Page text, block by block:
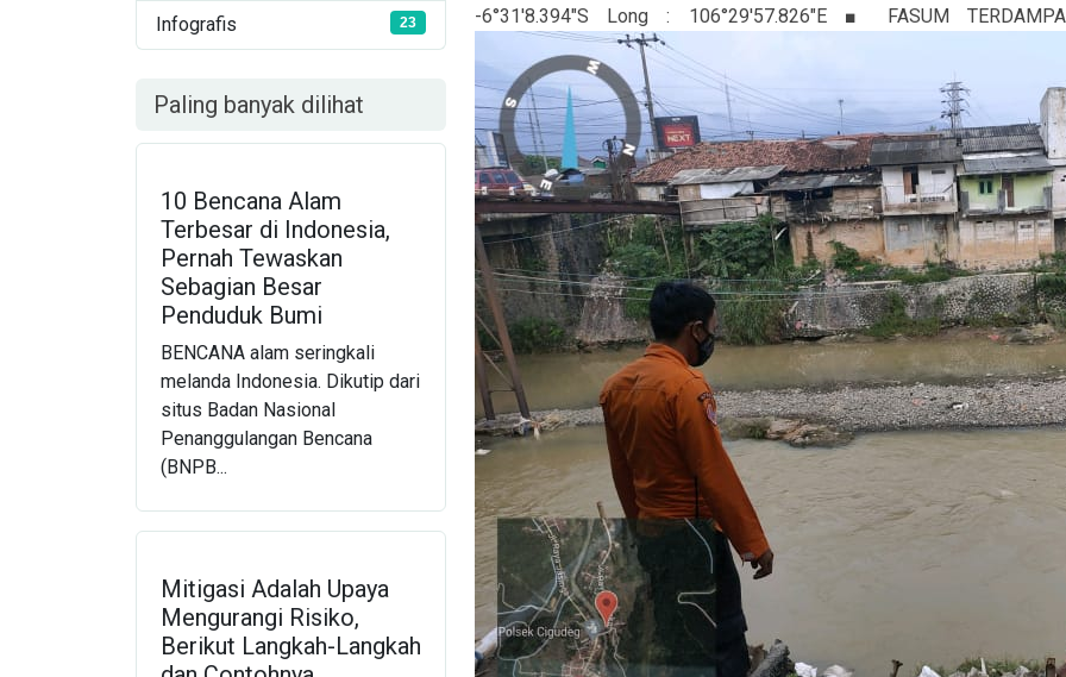
Infografis 23
Paling banyak dilihat
10 Bencana Alam
Terbesar di Indonesia,
Pernah Tewaskan
Sebagian Besar
Penduduk Bumi
BENCANA alam seringkali
melanda Indonesia. Dikutip dari
situs Badan Nasional
Penanggulangan Bencana
(BNPB...
Mitigasi Adalah Upaya
Mengurangi Risiko,
Berikut Langkah-Langkah
-6°31'8.394"S Long : 106°29'57.826"E ■ FASUM